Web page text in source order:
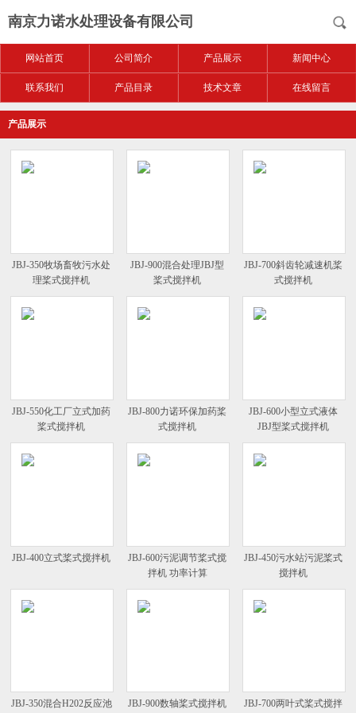
南京力诺水处理设备有限公司
网站首页 公司简介 产品展示 新闻中心
联系我们 产品目录 技术文章 在线留言
产品展示
JBJ-350牧场畜牧污水处
理桨式搅拌机
JBJ-900混合处理JBJ型
桨式搅拌机
JBJ-700斜齿轮减速机桨
式搅拌机
JBJ-550化工厂立式加药
桨式搅拌机
JBJ-800力诺环保加药桨
式搅拌机
JBJ-600小型立式液体
JBJ型桨式搅拌机
JBJ-400立式桨式搅拌机
JBJ-600污泥调节桨式搅
拌机 功率计算
JBJ-450污水站污泥桨式
搅拌机
JBJ-350混合H202反应池 JBJ-900数轴桨式搅拌机 JBJ-700两叶式桨式搅拌